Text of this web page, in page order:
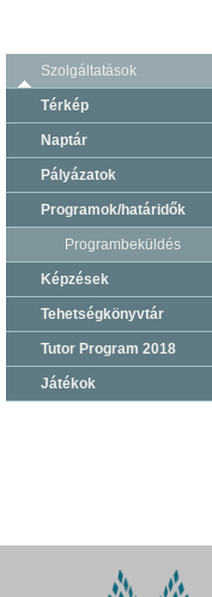
Szolgáltatások
Térkép
Naptár
Pályázatok
Programok/határidők
Programbeküldés
Képzések
Tehetségkönyvtár
Tutor Program 2018
Játékok